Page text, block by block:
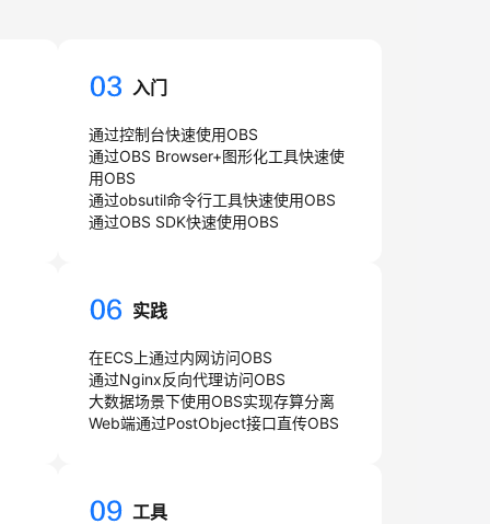
入门
通过控制台快速使用OBS
通过OBS Browser+图形化工具快速使
用OBS
通过obsutil命令行工具快速使用OBS
通过OBS SDK快速使用OBS
实践
在ECS上通过内网访问OBS
通过Nginx反向代理访问OBS
大数据场景下使用OBS实现存算分离
Web端通过PostObject接口直传OBS
工具